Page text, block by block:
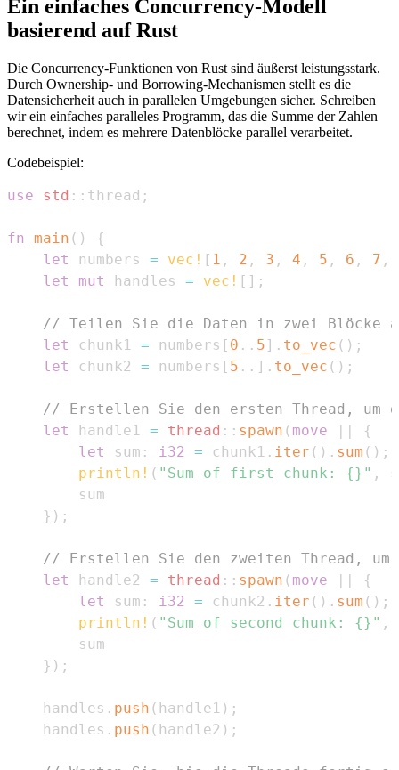
Ein einfaches Concurrency-Modell
basierend auf Rust
Die Concurrency-Funktionen von Rust sind äußerst leistungsstark.
Durch Ownership- und Borrowing-Mechanismen stellt es die
Datensicherheit auch in parallelen Umgebungen sicher. Schreiben
wir ein einfaches paralleles Programm, das die Summe der Zahlen
berechnet, indem es mehrere Datenblöcke parallel verarbeitet.
Codebeispiel:
use std :: thread ;
fn main ( )
{
let
numbers = vec! [ 1 , 2 , 3 , 4 , 5 , 6 , 7 ,
let
mut handles = vec! [ ] ;
// Teilen Sie die Daten in zwei Blöcke
let
chunk1 = numbers [ 0 .. 5 ] . to_vec ( ) ;
let
chunk2 = numbers [ 5 .. ] . to_vec ( ) ;
// Erstellen Sie den ersten Thread, um
let
handle1 = thread :: spawn ( move
{
let
sum : i32 = chunk1 . iter ( ) . sum ( ) ;
println! ( "Sum of first chunk: {}" ,
} ) ;
// Erstellen Sie den zweiten Thread, um
let
handle2 = thread :: spawn ( move
{
let
sum : i32 = chunk2 . iter ( ) . sum ( ) ;
println! ( "Sum of second chunk: {}" ,
} ) ;
    handles
. push ( handle1 ) ;
    handles
. push ( handle2 ) ;